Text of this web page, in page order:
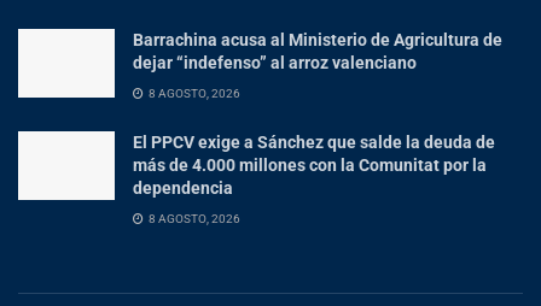
Barrachina acusa al Ministerio de Agricultura de
dejar “indefenso” al arroz valenciano
8 AGOSTO, 2026
El PPCV exige a Sánchez que salde la deuda de
más de 4.000 millones con la Comunitat por la
dependencia
8 AGOSTO, 2026